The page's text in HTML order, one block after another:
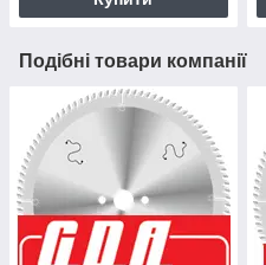
Подібні товари компанії